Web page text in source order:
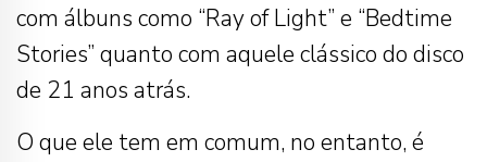
com álbuns como “Ray of Light” e “Bedtime
Stories” quanto com aquele clássico do disco
de 21 anos atrás.
O que ele tem em comum, no entanto, é